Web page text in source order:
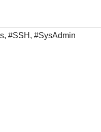
, #SSH , #SysAdmin